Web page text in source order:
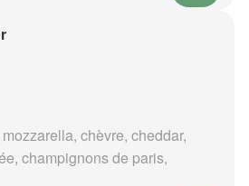
chèvre, cheddar,
champignons de paris,